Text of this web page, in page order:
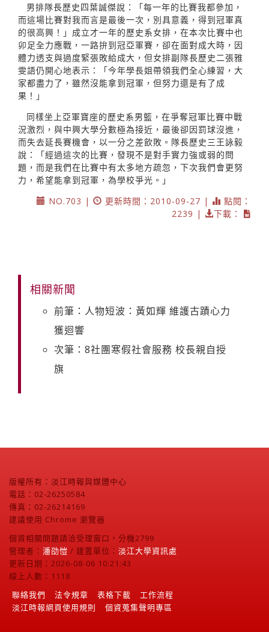
男排隊長歷史四葉誠傑說：「每一年的比賽我都參加，
而這場比賽對我而言是最後一次，別具意義，得到冠軍真
的很高興！」成立才一年的歷史系女排，在本次比賽中也
卯足全力應戰，一路拚到冠亞軍賽，卻在面對成大時，因
體力透支與過度緊張敗給成大，但女排副隊長歷史二張雅
雯語仍開心地表示：「今年學長姐帶領我們全心練習，大
家都盡力了，雖然沒能拿到冠軍，但努力還是有了成
果！」
同樣坐上亞軍寶座的歷史系男籃，在爭奪冠軍比賽中戰
況激烈，與中興大學分數極為接近，最後卻因罰球沒進，
而失去延長賽機會，以一分之差飲敗。隊長歷史三王詠毅
說：「經過這次的比賽，發現不是對手實力強或弱的問
題，而是我們在比賽中有太多地方疏忽，下次我們會更努
力，希望能拿到冠軍，為學校爭光。」
NO.703 |
更新時間：2010-09-27 |
點閱：
2239 |
下載：
相關新聞
前筆：人物短波：黃如輝 維護古蹟心力
獲迴響
次筆：8社團寒假社會服務 校長親自授
旗
版權所有：淡江時報與媒體中心
電話：02-26250584
傳真：02-26214169
建議使用 Chrome 瀏覽器
個資相關問題請洽受理窗口，分機2799
管理者： 潘劭愷 / 建置單位： 淡江大學資訊處
更新日期：2026-08-06 10:21:43
線上人數：1118
聯絡我們
法令規章 表格下載
工作流程
淡江時報網頁使用規則
個資蒐集聲明專區